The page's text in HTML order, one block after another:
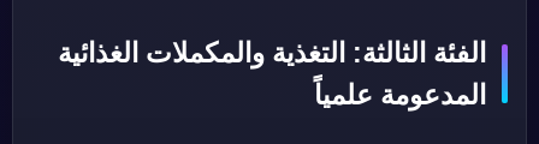
الفئة الثالثة: التغذية والمكملات الغذائية
المدعومة علمياً